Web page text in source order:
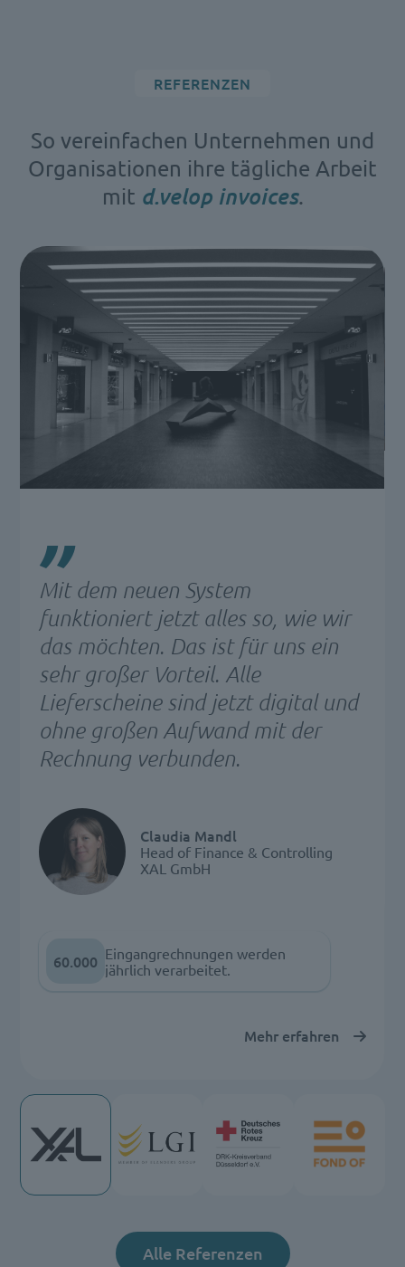
REFERENZEN
So vereinfachen Unternehmen und
Organisationen ihre tägliche Arbeit
mit d.velop invoices.
Mit dem neuen System
funktioniert jetzt alles so, wie wir
das möchten. Das ist für uns ein
sehr großer Vorteil. Alle
Lieferscheine sind jetzt digital und
ohne großen Aufwand mit der
Rechnung verbunden.
Claudia Mandl
Head of Finance & Controlling
XAL GmbH
60.000 Eingangrechnungen werden
jährlich verarbeitet.
Mehr erfahren
Alle Referenzen